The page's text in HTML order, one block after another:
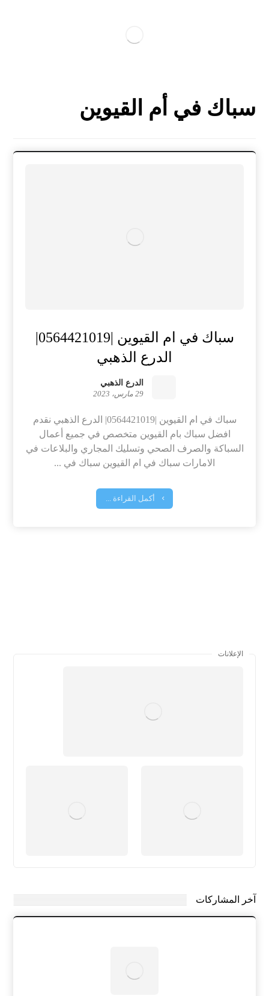
سباك في أم القيوين
الدرع الذهبي
الدرع الذهبي
29 مارس، 2023
سباك في ام القيوين |0564421019| الدرع الذهبي نقدم
افضل سباك بام القيوين متخصص في جميع أعمال
السباكة والصرف الصحي وتسليك المجاري والبلاعات في
الامارات سباك في ام القيوين سباك في ...
أكمل القراءة ...
الإعلانات
آخر المشاركات